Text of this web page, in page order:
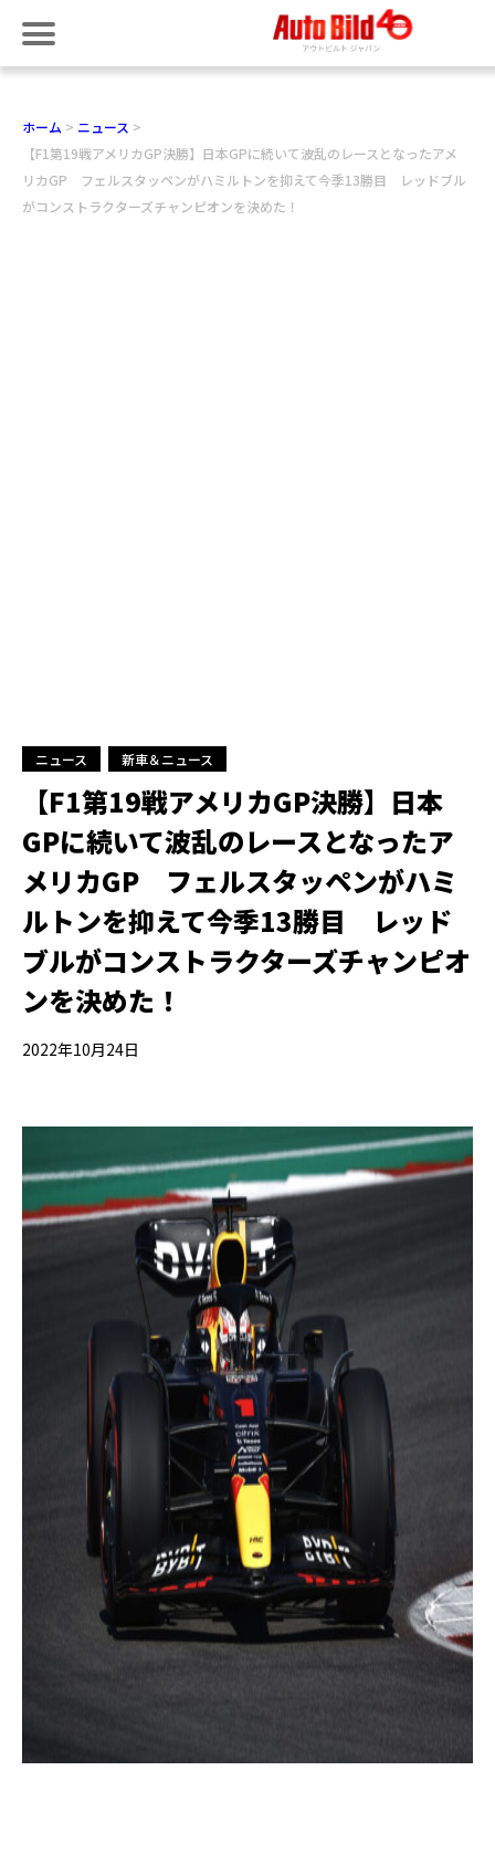
ホーム
ニュース
【F1第19戦アメリカGP決勝】日本GPに続いて波乱のレースとなったアメ
リカGP フェルスタッペンがハミルトンを抑えて今季13勝目 レッドブル
がコンストラクターズチャンピオンを決めた！
ニュース 新車＆ニュース
【F1第19戦アメリカGP決勝】日本
GPに続いて波乱のレースとなったア
メリカGP フェルスタッペンがハミ
ルトンを抑えて今季13勝目 レッド
ブルがコンストラクターズチャンピオ
ンを決めた！
2022年10月24日